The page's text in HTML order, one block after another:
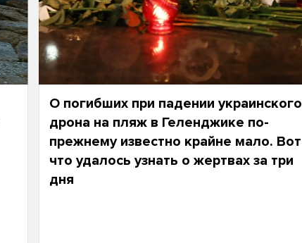
О погибших при падении украинского
дрона на пляж в Геленджике по-
прежнему известно крайне мало. Вот
что удалось узнать о жертвах за три
дня